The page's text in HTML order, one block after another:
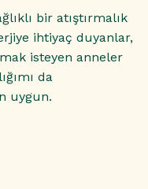
bir atıştırmalık
ihtiyaç duyanlar,
isteyen anneler
da
uygun.